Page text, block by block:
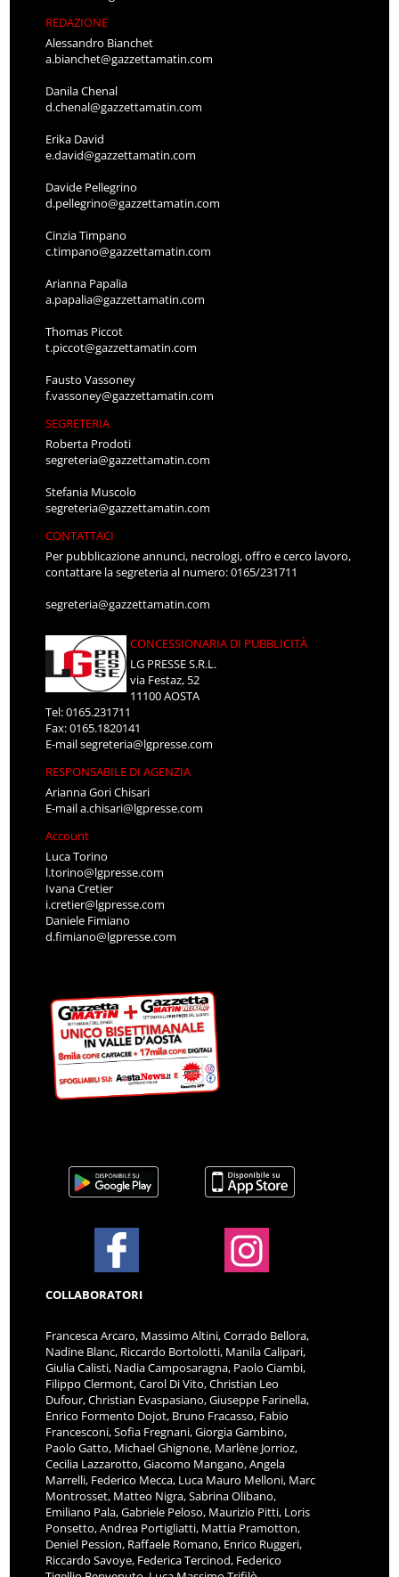
REDAZIONE
Alessandro Bianchet
a.bianchet@gazzettamatin.com
Danila Chenal
d.chenal@gazzettamatin.com
Erika David
e.david@gazzettamatin.com
Davide Pellegrino
d.pellegrino@gazzettamatin.com
Cinzia Timpano
c.timpano@gazzettamatin.com
Arianna Papalia
a.papalia@gazzettamatin.com
Thomas Piccot
t.piccot@gazzettamatin.com
Fausto Vassoney
f.vassoney@gazzettamatin.com
SEGRETERIA
Roberta Prodoti
segreteria@gazzettamatin.com
Stefania Muscolo
segreteria@gazzettamatin.com
CONTATTACI
Per pubblicazione annunci, necrologi, offro e cerco lavoro,
contattare la segreteria al numero: 0165/231711
segreteria@gazzettamatin.com
CONCESSIONARIA DI PUBBLICITÀ
LG PRESSE S.R.L.
via Festaz, 52
11100 AOSTA
Tel: 0165.231711
Fax: 0165.1820141
E-mailsegreteria@lgpresse.com
RESPONSABILE DI AGENZIA
Arianna Gori Chisari
E-maila.chisari@lgpresse.com
Account
Luca Torino
l.torino@lgpresse.com
Ivana Cretier
i.cretier@lgpresse.com
Daniele Fimiano
d.fimiano@lgpresse.com
COLLABORATORI
Francesca Arcaro, Massimo Altini, Corrado Bellora,
Nadine Blanc, Riccardo Bortolotti, Manila Calipari,
Giulia Calisti, Nadia Camposaragna, Paolo Ciambi,
Filippo Clermont, Carol Di Vito, Christian Leo
Dufour, Christian Evaspasiano, Giuseppe Farinella,
Enrico Formento Dojot, Bruno Fracasso, Fabio
Francesconi, Sofia Fregnani, Giorgia Gambino,
Paolo Gatto, Michael Ghignone, Marlène Jorrioz,
Cecilia Lazzarotto, Giacomo Mangano, Angela
Marrelli, Federico Mecca, Luca Mauro Melloni, Marc
Montrosset, Matteo Nigra, Sabrina Olibano,
Emiliano Pala, Gabriele Peloso, Maurizio Pitti, Loris
Ponsetto, Andrea Portigliatti, Mattia Pramotton,
Deniel Pession, Raffaele Romano, Enrico Ruggeri,
Riccardo Savoye, Federica Tercinod, Federico